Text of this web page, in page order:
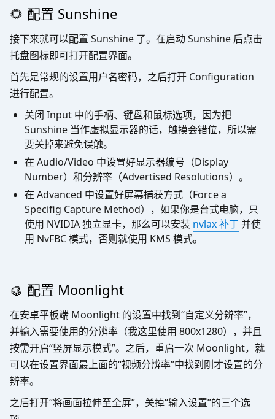
🌻 配置 Sunshine
接下来就可以配置 Sunshine 了。在启动 Sunshine 后点击
托盘图标即可打开配置界面。
首先是常规的设置用户名密码，之后打开 Configuration
进行配置。
关闭 Input 中的手柄、键盘和鼠标选项，因为把
Sunshine 当作虚拟显示器的话，触摸会错位，所以需
要关掉来避免误触。
在 Audio/Video 中设置好显示器编号（Display
Number）和分辨率（Advertised Resolutions）。
在 Advanced 中设置好屏幕捕获方式（Force a
Specifig Capture Method），如果你是台式电脑，只
使用 NVIDIA 独立显卡，那么可以安装 nvlax 补丁 并使
用 NvFBC 模式，否则就使用 KMS 模式。
🥮 配置 Moonlight
在安卓平板端 Moonlight 的设置中找到“自定义分辨率”，
并输入需要使用的分辨率（我这里使用 800x1280），并且
按需开启“竖屏显示模式”。之后，重启一次 Moonlight，就
可以在设置界面最上面的“视频分辨率”中找到刚才设置的分
辨率。
之后打开“将画面拉伸至全屏”，关掉“输入设置”的三个选